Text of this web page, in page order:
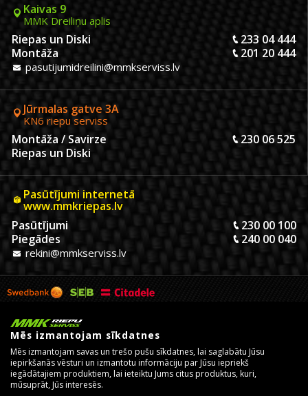
Kaivas 9
MMK Dreiliņu aplis
Riepas un Diski
233 04 444
Montāža
201 20 444
pasutijumidreilini@mmkserviss.lv
Jūrmalas gatve 3A
KN6 riepu serviss
Montāža / Savirze
230 06 525
Riepas un Diski
Pasūtījumi internetā
www.mmkriepas.lv
Pasūtījumi
230 00 100
Piegādes
240 00 040
rekini@mmkserviss.lv
Mēs izmantojam sīkdatnes
Mēs izmantojam savas un trešo pušu sīkdatnes, lai saglabātu Jūsu
iepirkšanās vēsturi un izmantotu informāciju par Jūsu iepriekš
iegādātajiem produktiem, lai ieteiktu Jums citus produktus, kuri,
mūsuprāt, Jūs interesēs.